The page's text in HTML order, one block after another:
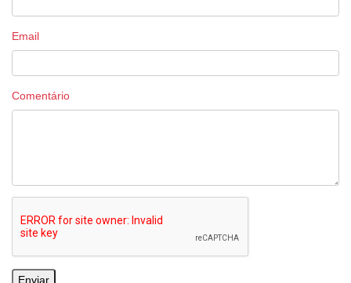
Email
Comentário
Enviar